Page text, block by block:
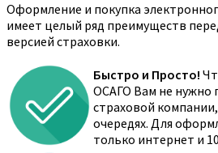
Оформление и покупка
имеет целый ряд преимуществ
версией страховки.
Быстро и Просто!
ОСАГО Вам не нужно
страховой
очередях. Для
только интернет и